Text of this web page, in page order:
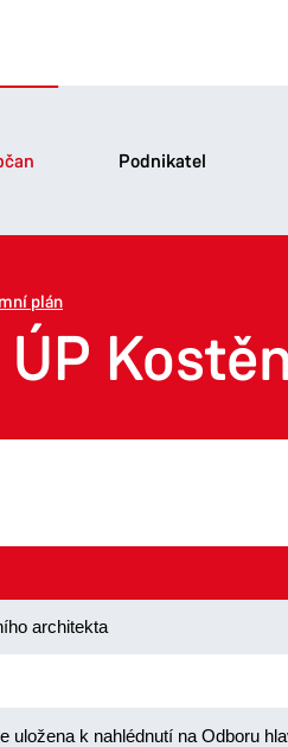
Podnikatel
plán
architekta
uložena k nahlédnutí na Odboru